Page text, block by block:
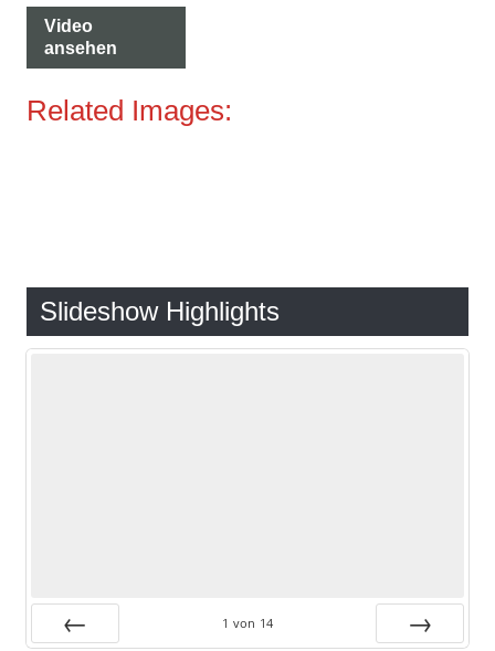
Video
ansehen
Related Images:
Slideshow Highlights
1 von 14